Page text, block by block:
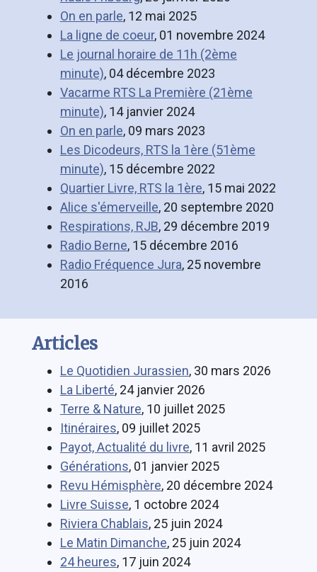
On en parle, 12 mai 2025
La ligne de coeur, 01 novembre 2024
Le journal horaire de 11h (2ème
minute), 04 décembre 2023
Vacarme RTS La Première (21ème
minute), 14 janvier 2024
On en parle, 09 mars 2023
Les Dicodeurs, RTS la 1ère (51ème
minute), 15 décembre 2022
Quartier Livre, RTS la 1ère, 15 mai 2022
Alice s'émerveille, 20 septembre 2020
Respirations, RJB, 29 décembre 2019
Radio Berne, 15 décembre 2016
Radio Fréquence Jura, 25 novembre
2016
Articles
Le Quotidien Jurassien, 30 mars 2026
La Liberté, 24 janvier 2026
Terre & Nature, 10 juillet 2025
Itinéraires, 09 juillet 2025
Payot, Actualité du livre, 11 avril 2025
Générations, 01 janvier 2025
Revu Hémisphère, 20 décembre 2024
Livre Suisse, 1 octobre 2024
Riviera Chablais, 25 juin 2024
Le Matin Dimanche, 25 juin 2024
24 heures, 17 juin 2024